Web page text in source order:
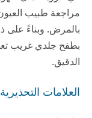
مراجعة طبيب العيون
بالمرض. وبناءً على
بطفح جلدي غريب
الدقيق.
العلامات